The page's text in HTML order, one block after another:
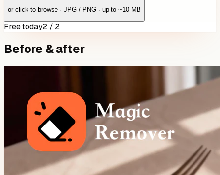
or click to browse · JPG / PNG · up to ~10 MB
Free today2 / 2
Before & after